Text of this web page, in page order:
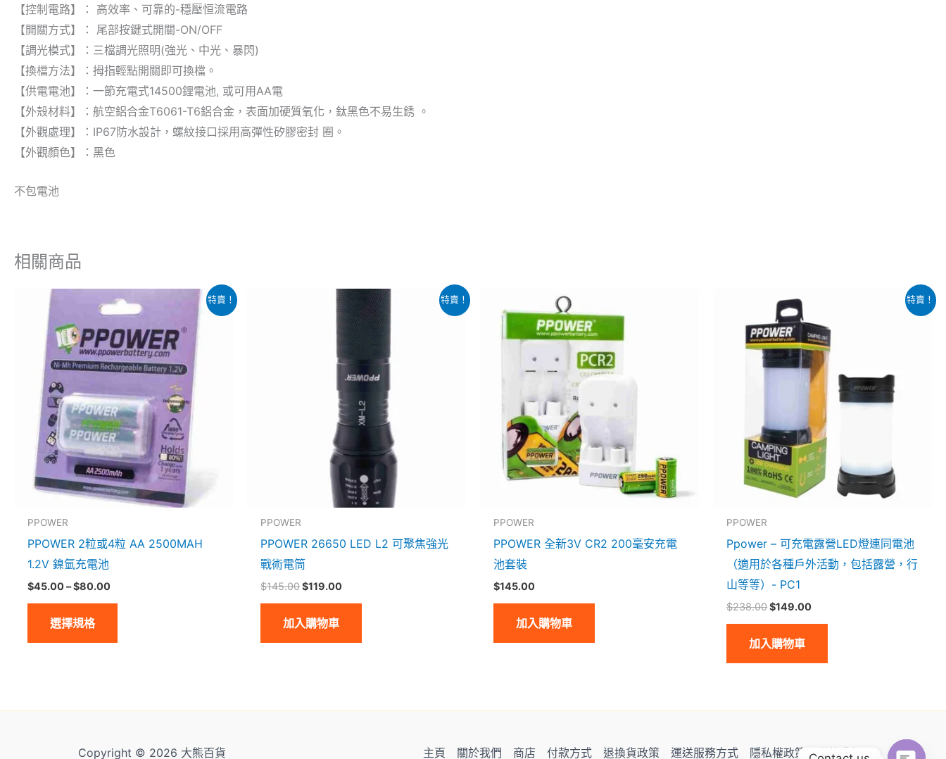
【控制電路】： 高效率、可靠的-穩壓恒流電路
【開關方式】： 尾部按鍵式開關-ON/OFF
【調光模式】：三檔調光照明(強光、中光、暴閃)
【換檔方法】：拇指輕點開關即可換檔。
【供電電池】：一節充電式14500鋰電池, 或可用AA電
【外殼材料】：航空鋁合金T6061-T6鋁合金，表面加硬質氧化，鈦黑色不易生銹 。
【外觀處理】：IP67防水設計，螺紋接口採用高彈性矽膠密封 圈。
【外觀顏色】：黑色
不包電池
相關商品
特賣！
PPOWER
PPOWER 2粒或4粒 AA 2500MAH
1.2V 鎳氫充電池
$45.00–$80.00
格
範
圍：
$45.00
到
$80.00
選擇規格
此
產
品
有
種
款
式。
可
在
產
頁
擇
項
特賣！
PPOWER
PPOWER 26650 LED L2 可聚焦強光
戰術電筒
$145.00
$145.00。
$119.00
加入購物車
PPOWER
PPOWER 全新3V CR2 200毫安充電
池套裝
$145.00
加入購物車
特賣！
PPOWER
Ppower – 可充電露營LED燈連同電池
（適用於各種戶外活動，包括露營，行
山等等）- PC1
$238.00
始
價
格：
$238.00。
$149.00
格：
$149.00。
加入購物車
Copyright © 2026 大熊百貨 主頁 關於我們 商店 付款方式 退換貨政策 運送服務方式 隱私權政策 聯絡我們